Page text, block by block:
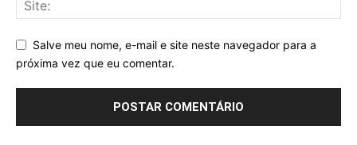
Salve meu nome, e-mail e site neste navegador para a
próxima vez que eu comentar.